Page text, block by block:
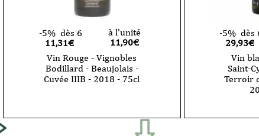
-5% dès 6
11,31€
à l'unité
11,90€
Vin Rouge - Vignobles
Bodillard - Beaujolais -
Cuvée IIIB - 2018 - 75cl
-5% dès
29,93€
Vin
Saint-
Terroir